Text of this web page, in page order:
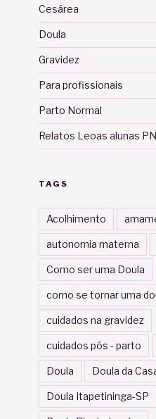
Cesárea
Doula
Gravidez
Para profissionais
Parto Normal
Relatos Leoas alunas
TAGS
Acolhimento
autonomia materna
Como ser uma Doula
como se tornar uma
cuidados na gravidez
cuidados pós - parto
Doula Doula da
Doula Itapetininga-SP